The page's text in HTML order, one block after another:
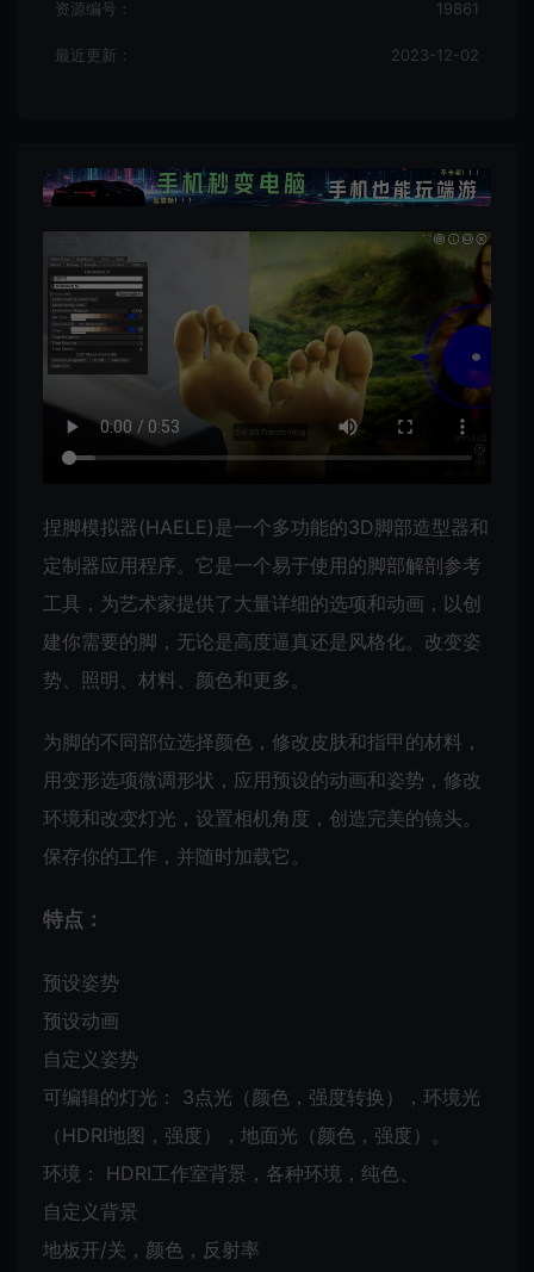
资源编号： 19861
最近更新： 2023-12-02
捏脚模拟器(HAELE)是一个多功能的3D脚部造型器和
定制器应用程序。它是一个易于使用的脚部解剖参考
工具，为艺术家提供了大量详细的选项和动画，以创
建你需要的脚，无论是高度逼真还是风格化。改变姿
势、照明、材料、颜色和更多。
为脚的不同部位选择颜色，修改皮肤和指甲的材料，
用变形选项微调形状，应用预设的动画和姿势，修改
环境和改变灯光，设置相机角度，创造完美的镜头。
保存你的工作，并随时加载它。
特点：
预设姿势
预设动画
自定义姿势
可编辑的灯光： 3点光（颜色，强度转换），环境光
（HDRI地图，强度），地面光（颜色，强度）。
环境： HDRI工作室背景，各种环境，纯色、
自定义背景
地板开/关，颜色，反射率